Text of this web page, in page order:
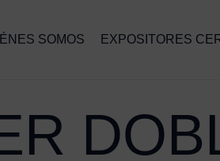
SOMOS EXPOSITORES